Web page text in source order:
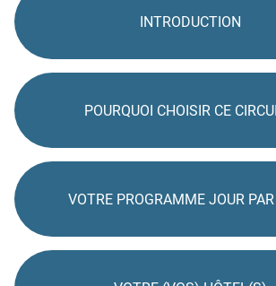
INTRODUCTION
POURQUOI CHOISIR CE
VOTRE PROGRAMME JOUR